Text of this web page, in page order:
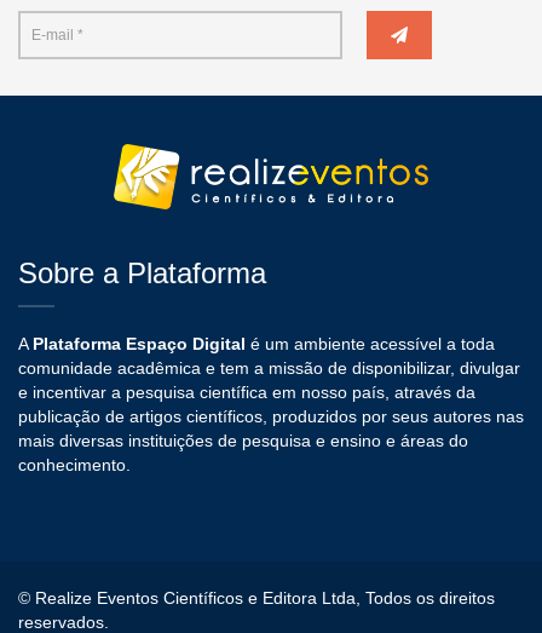
Sobre a Plataforma
A Plataforma Espaço Digital é um ambiente acessível a toda
comunidade acadêmica e tem a missão de disponibilizar, divulgar
e incentivar a pesquisa científica em nosso país, através da
publicação de artigos científicos, produzidos por seus autores nas
mais diversas instituições de pesquisa e ensino e áreas do
conhecimento.
© Realize Eventos Científicos e Editora Ltda, Todos os direitos
reservados.